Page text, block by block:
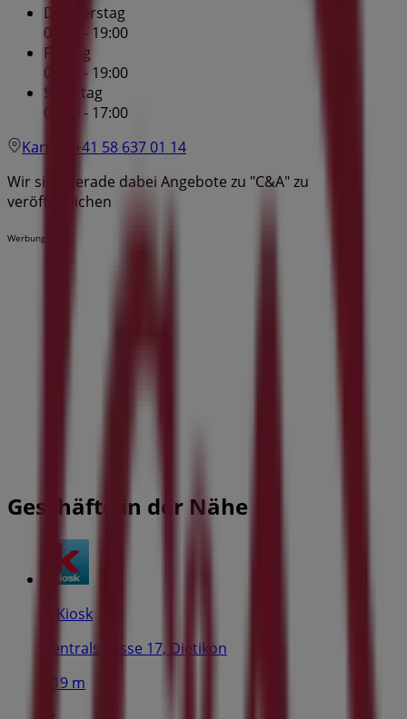
Donnerstag
09:00 - 19:00
Freitag
09:00 - 19:00
Samstag
09:00 - 17:00
Karte
+41 58 637 01 14
Wir sind gerade dabei Angebote zu "C&A" zu
veröffentlichen
Werbung
Geschäfte in der Nähe
K Kiosk
Zentralstrasse 17, Dietikon
119 m